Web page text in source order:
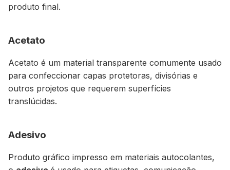
produto final.
Acetato
Acetato é um material transparente comumente usado
para confeccionar capas protetoras, divisórias e
outros projetos que requerem superfícies
translúcidas.
Adesivo
Produto gráfico impresso em materiais autocolantes,